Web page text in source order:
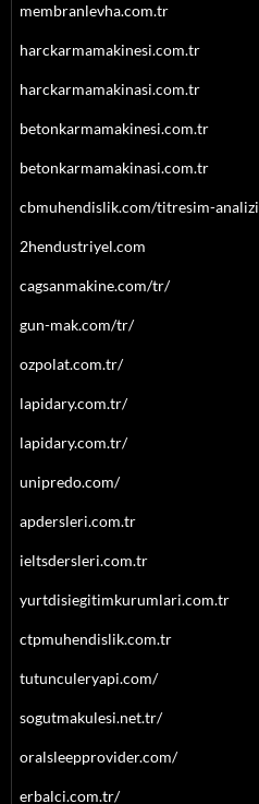
membranlevha.com.tr
harckarmamakinesi.com.tr
harckarmamakinasi.com.tr
betonkarmamakinesi.com.tr
betonkarmamakinasi.com.tr
cbmuhendislik.com/titresim-analizi
2hendustriyel.com
cagsanmakine.com/tr/
gun-mak.com/tr/
ozpolat.com.tr/
lapidary.com.tr/
lapidary.com.tr/
unipredo.com/
apdersleri.com.tr
ieltsdersleri.com.tr
yurtdisiegitimkurumlari.com.tr
ctpmuhendislik.com.tr
tutunculeryapi.com/
sogutmakulesi.net.tr/
oralsleepprovider.com/
erbalci.com.tr/